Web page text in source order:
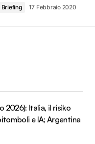
Briefing 17 Febbraio 2020
2026): Italia, il risiko
e IA; Argentina